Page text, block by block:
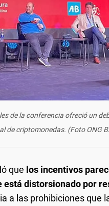
de la conferencia ofreció un
de criptomonedas. (Foto ONG
que los incentivos
distorsionado por
a las prohibiciones que